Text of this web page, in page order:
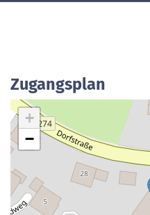
Zugangsplan
+
−